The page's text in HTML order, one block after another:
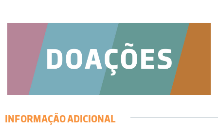
INFORMAÇÃO ADICIONAL